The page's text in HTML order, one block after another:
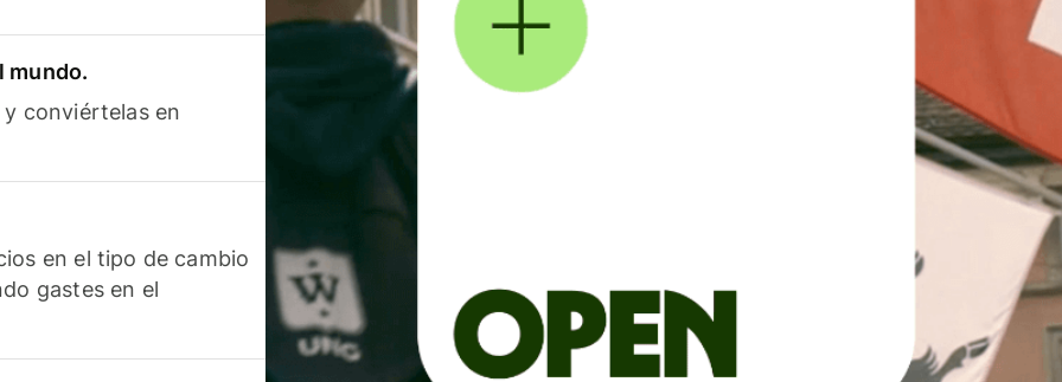
mundo.
conviértelas en
en el tipo de cambio
gastes en el